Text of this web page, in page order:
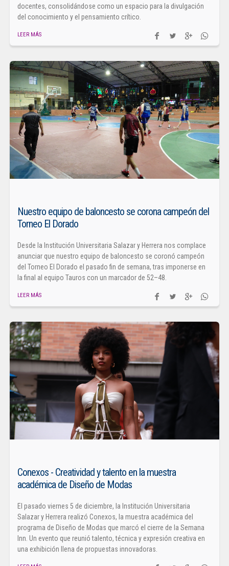
docentes, consolidándose como un espacio para la divulgación
del conocimiento y el pensamiento crítico.
LEER MÁS
Nuestro equipo de baloncesto se corona campeón del
Torneo El Dorado
Desde la Institución Universitaria Salazar y Herrera nos complace
anunciar que nuestro equipo de baloncesto se coronó campeón
del Torneo El Dorado el pasado fin de semana, tras imponerse en
la final al equipo Tauros con un marcador de 52–48.
LEER MÁS
Conexos - Creatividad y talento en la muestra
académica de Diseño de Modas
El pasado viernes 5 de diciembre, la Institución Universitaria
Salazar y Herrera realizó Conexos, la muestra académica del
programa de Diseño de Modas que marcó el cierre de la Semana
Inn. Un evento que reunió talento, técnica y expresión creativa en
una exhibición llena de propuestas innovadoras.